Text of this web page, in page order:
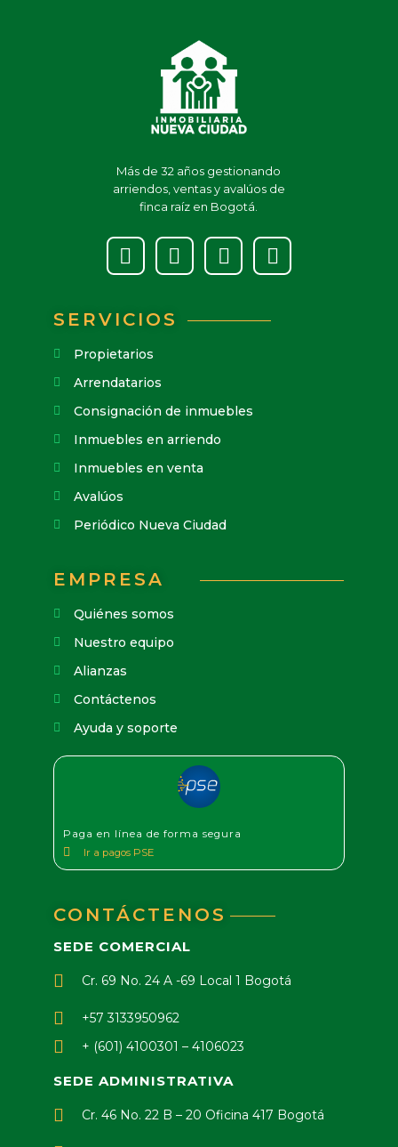
Más de 32 años gestionando
arriendos, ventas y avalúos de
finca raíz en Bogotá.
SERVICIOS
Propietarios
Arrendatarios
Consignación de inmuebles
Inmuebles en arriendo
Inmuebles en venta
Avalúos
Periódico Nueva Ciudad
EMPRESA
Quiénes somos
Nuestro equipo
Alianzas
Contáctenos
Ayuda y soporte
Paga en línea de forma segura
Ir a pagos PSE
CONTÁCTENOS
SEDE COMERCIAL
Cr. 69 No. 24 A -69 Local 1 Bogotá
+57 3133950962
+ (601) 4100301 – 4106023
SEDE ADMINISTRATIVA
Cr. 46 No. 22 B – 20 Oficina 417 Bogotá